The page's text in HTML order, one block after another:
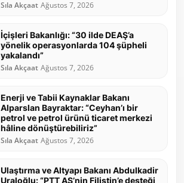
Sıla Akçaat Ağustos 7, 2026
İçişleri Bakanlığı: “30 ilde DEAŞ’a
yönelik operasyonlarda 104 şüpheli
yakalandı”
Sıla Akçaat Ağustos 7, 2026
Enerji ve Tabii Kaynaklar Bakanı
Alparslan Bayraktar: “Ceyhan’ı bir
petrol ve petrol ürünü ticaret merkezi
hâline dönüştürebiliriz”
Sıla Akçaat Ağustos 7, 2026
Ulaştırma ve Altyapı Bakanı Abdulkadir
Uraloğlu: “PTT AŞ’nin Filistin’e desteği